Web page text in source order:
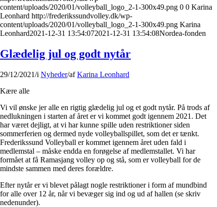
content/uploads/2020/01/volleyball_logo_2-1-300x49.png 0 0 Karina
Leonhard http://frederikssundvolley.dk/wp-
content/uploads/2020/01/volleyball_logo_2-1-300x49.png Karina
Leonhard2021-12-31 13:54:072021-12-31 13:54:08Nordea-fonden
Glædelig jul og godt nytår
29/12/2021/i Nyheder/afKarina Leonhard
Kære alle
Vi vil ønske jer alle en rigtig glædelig jul og et godt nytår. På trods af
nedlukningen i starten af året er vi kommet godt igennem 2021. Det
har været dejligt, at vi har kunne spille uden restriktioner siden
sommerferien og dermed nyde volleyballspillet, som det er tænkt.
Frederikssund Volleyball er kommet igennem året uden fald i
medlemstal – måske endda en forøgelse af medlemstallet. Vi har
formået at få Ramasjang volley op og stå, som er volleyball for de
mindste sammen med deres forældre.
Efter nytår er vi blevet pålagt nogle restriktioner i form af mundbind
for alle over 12 år, når vi bevæger sig ind og ud af hallen (se skriv
nedenunder).